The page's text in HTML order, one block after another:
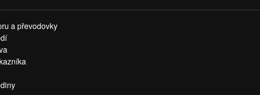
a převodovky